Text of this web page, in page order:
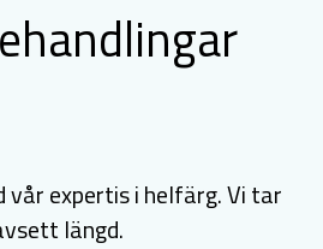
vår expertis i helfärg. Vi tar
längd.